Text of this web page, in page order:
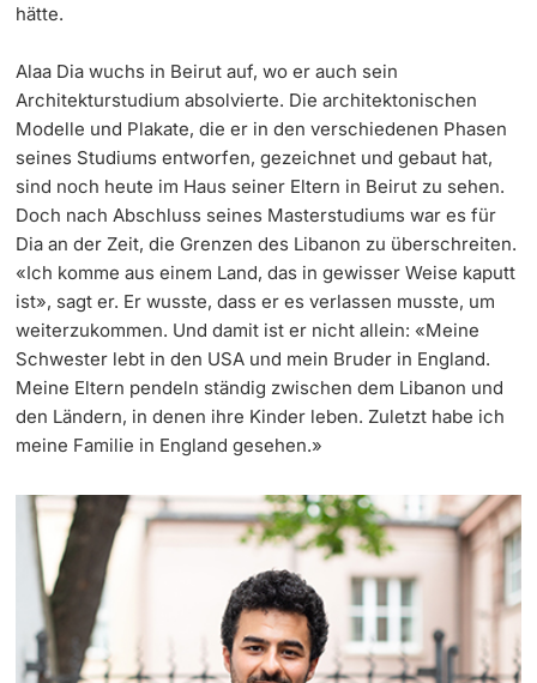
hätte.
Alaa Dia wuchs in Beirut auf, wo er auch sein
Architekturstudium absolvierte. Die architektonischen
Modelle und Plakate, die er in den verschiedenen Phasen
seines Studiums entworfen, gezeichnet und gebaut hat,
sind noch heute im Haus seiner Eltern in Beirut zu sehen.
Doch nach Abschluss seines Masterstudiums war es für
Dia an der Zeit, die Grenzen des Libanon zu überschreiten.
«Ich komme aus einem Land, das in gewisser Weise kaputt
ist», sagt er. Er wusste, dass er es verlassen musste, um
weiterzukommen. Und damit ist er nicht allein: «Meine
Schwester lebt in den USA und mein Bruder in England.
Meine Eltern pendeln ständig zwischen dem Libanon und
den Ländern, in denen ihre Kinder leben. Zuletzt habe ich
meine Familie in England gesehen.»